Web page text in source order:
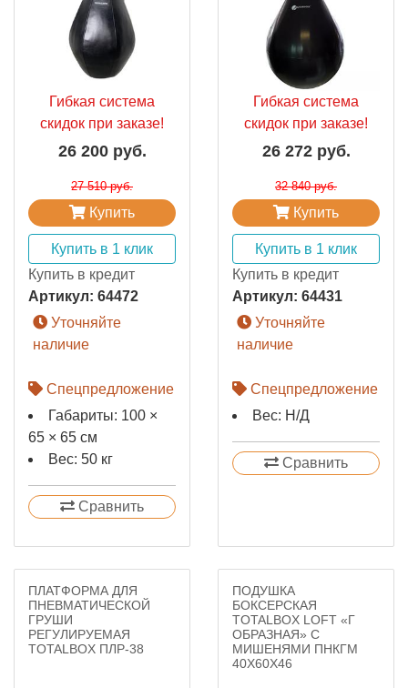
Гибкая система
скидок при заказе!
26 200 руб.
27 510 руб.
Купить
Купить в 1 клик
Купить в кредит
Артикул: 64472
Уточняйте
наличие
Спецпредложение
Габариты: 100 ×
65 × 65 см
Вес: 50 кг
Сравнить
Гибкая система
скидок при заказе!
26 272 руб.
32 840 руб.
Купить
Купить в 1 клик
Купить в кредит
Артикул: 64431
Уточняйте
наличие
Спецпредложение
Вес: Н/Д
Сравнить
ПЛАТФОРМА ДЛЯ
ПНЕВМАТИЧЕСКОЙ
ГРУШИ
РЕГУЛИРУЕМАЯ
TOTALBOX ПЛР-38
ПОДУШКА
БОКСЕРСКАЯ
TOTALBOX LOFT «Г
ОБРАЗНАЯ» С
МИШЕНЯМИ ПНКГМ
40Х60Х46